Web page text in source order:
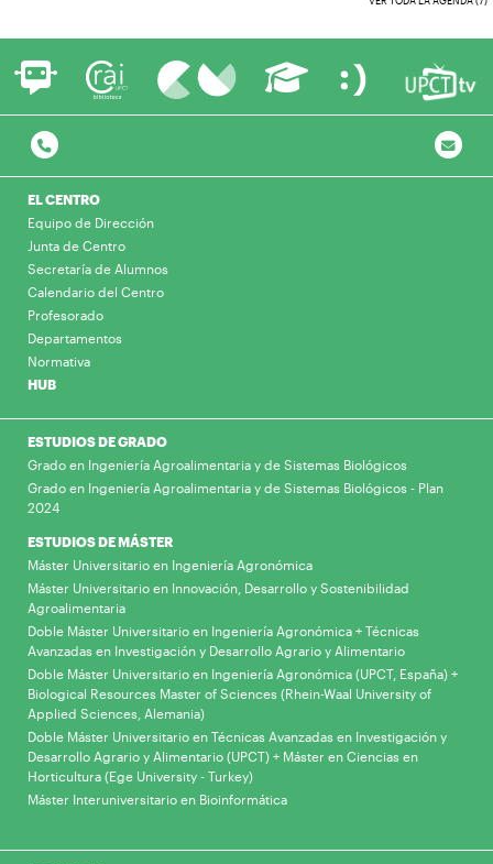
EL CENTRO
Equipo de Dirección
Junta de Centro
Secretaría de Alumnos
Calendario del Centro
Profesorado
Departamentos
Normativa
HUB
ESTUDIOS DE GRADO
Grado en Ingeniería Agroalimentaria y de Sistemas Biológicos
Grado en Ingeniería Agroalimentaria y de Sistemas Biológicos - Plan
2024
ESTUDIOS DE MÁSTER
Máster Universitario en Ingeniería Agronómica
Máster Universitario en Innovación, Desarrollo y Sostenibilidad
Agroalimentaria
Doble Máster Universitario en Ingeniería Agronómica + Técnicas
Avanzadas en Investigación y Desarrollo Agrario y Alimentario
Doble Máster Universitario en Ingeniería Agronómica (UPCT, España) +
Biological Resources Master of Sciences (Rhein-Waal University of
Applied Sciences, Alemania)
Doble Máster Universitario en Técnicas Avanzadas en Investigación y
Desarrollo Agrario y Alimentario (UPCT) + Máster en Ciencias en
Horticultura (Ege University - Turkey)
Máster Interuniversitario en Bioinformática